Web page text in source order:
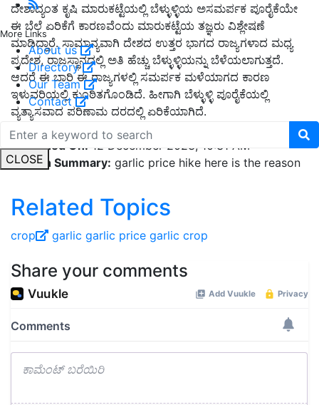
More Links
About us
Directory
Our Team
Contact
CLOSE
ದೇಶಾದ್ಯಂತ ಕೃಷಿ ಮಾರುಕಟ್ಟೆಯಲ್ಲಿ ಬೆಳ್ಳುಳ್ಳಿಯ ಅಸಮರ್ಪಕ ಪೂರೈಕೆಯೇ
ಈ ಬೆಲೆ ಏರಿಕೆಗೆ ಕಾರಣವೆಂದು ಮಾರುಕಟ್ಟೆಯ ತಜ್ಞರು ವಿಶ್ಲೇಷಣೆ
ಮಾಡಿದ್ದಾರೆ. ಸಾಮಾನ್ಯವಾಗಿ ದೇಶದ ಉತ್ತರ ಭಾಗದ ರಾಜ್ಯಗಳಾದ ಮಧ್ಯ
ಪ್ರದೇಶ, ರಾಜಸ್ಥಾನದಲ್ಲಿ ಅತಿ ಹೆಚ್ಚು ಬೆಳ್ಳುಳ್ಳಿಯನ್ನು ಬೆಳೆಯಲಾಗುತ್ತದೆ.
ಆದರೆ ಈ ಬಾರಿ ಈ ರಾಜ್ಯಗಳಲ್ಲಿ ಸಮರ್ಪಕ ಮಳೆಯಾಗದ ಕಾರಣ
ಇಳುವರಿಯಲ್ಲಿ ಕುಂಠಿತಗೊಂಡಿದೆ. ಹೀಗಾಗಿ ಬೆಳ್ಳುಳ್ಳಿ ಪೂರೈಕೆಯಲ್ಲಿ
ವ್ಯತ್ಯಾಸವಾದ ಪರಿಣಾಮ ದರದಲ್ಲಿ ಏರಿಕೆಯಾಗಿದೆ.
Published On: 12 December 2023, 10:31 AM
English Summary: garlic price hike here is the reason
Related Topics
crop garlic garlic price garlic crop
Share your comments